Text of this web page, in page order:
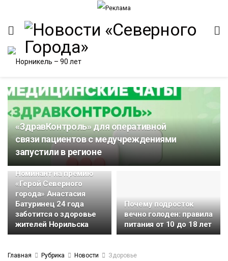
«ЗдравКонтроль» для оперативной
связи пациентов с медучреждениями
запустили в регионе
Номинант на премию
«Герой Северного
города» Анастасия
Батуринец 24 года
заботится о здоровье
жителей Норильска
Почему подросток
вечно голоден: правила
питания от 10 до 18 лет
Главная Рубрика Новости Здоровье